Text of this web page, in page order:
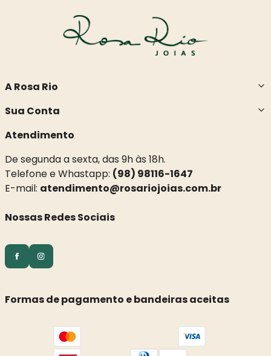
A Rosa Rio
Sua Conta
Atendimento
De segunda a sexta, das 9h às 18h.
Telefone e Whastapp: (98) 98116-1647
E-mail: atendimento@rosariojoias.com.br
Nossas Redes Sociais
Formas de pagamento e bandeiras aceitas